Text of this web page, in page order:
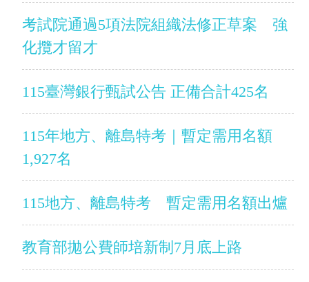
考試院通過5項法院組織法修正草案 強
化攬才留才
115臺灣銀行甄試公告 正備合計425名
115年地方、離島特考｜暫定需用名額
1,927名
115地方、離島特考 暫定需用名額出爐
教育部拋公費師培新制7月底上路